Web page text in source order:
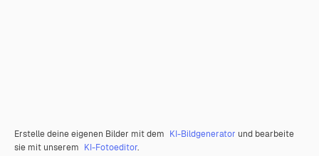
Erstelle deine eigenen Bilder mit dem KI-Bildgenerator und bearbeite
sie mit unserem KI-Fotoeditor.